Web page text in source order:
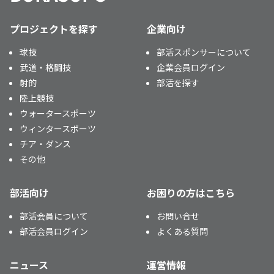
プロジェクトを探す
球技
武道・格闘技
射的
陸上競技
ウォータースポーツ
ウィンタースポーツ
チア・ダンス
その他
企業向け
部活スポンサーについて
企業会員ログイン
部活を探す
部活向け
部活会員について
部活会員ログイン
お困りの方はこちら
お問い合せ
よくある質問
ニュース 運営情報